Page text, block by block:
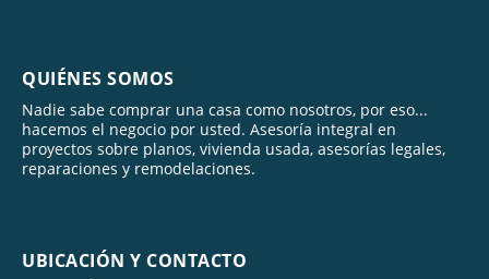
QUIÉNES SOMOS
Nadie sabe comprar una casa como nosotros, por eso...
hacemos el negocio por usted. Asesoría integral en
proyectos sobre planos, vivienda usada, asesorías legales,
reparaciones y remodelaciones.
UBICACIÓN Y CONTACTO